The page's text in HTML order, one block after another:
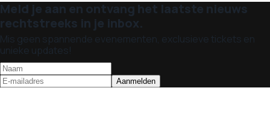
Meld je aan en ontvang het laatste nieuws
rechtstreeks in je inbox.
Mis geen spannende evenementen, exclusieve tickets en
unieke updates!